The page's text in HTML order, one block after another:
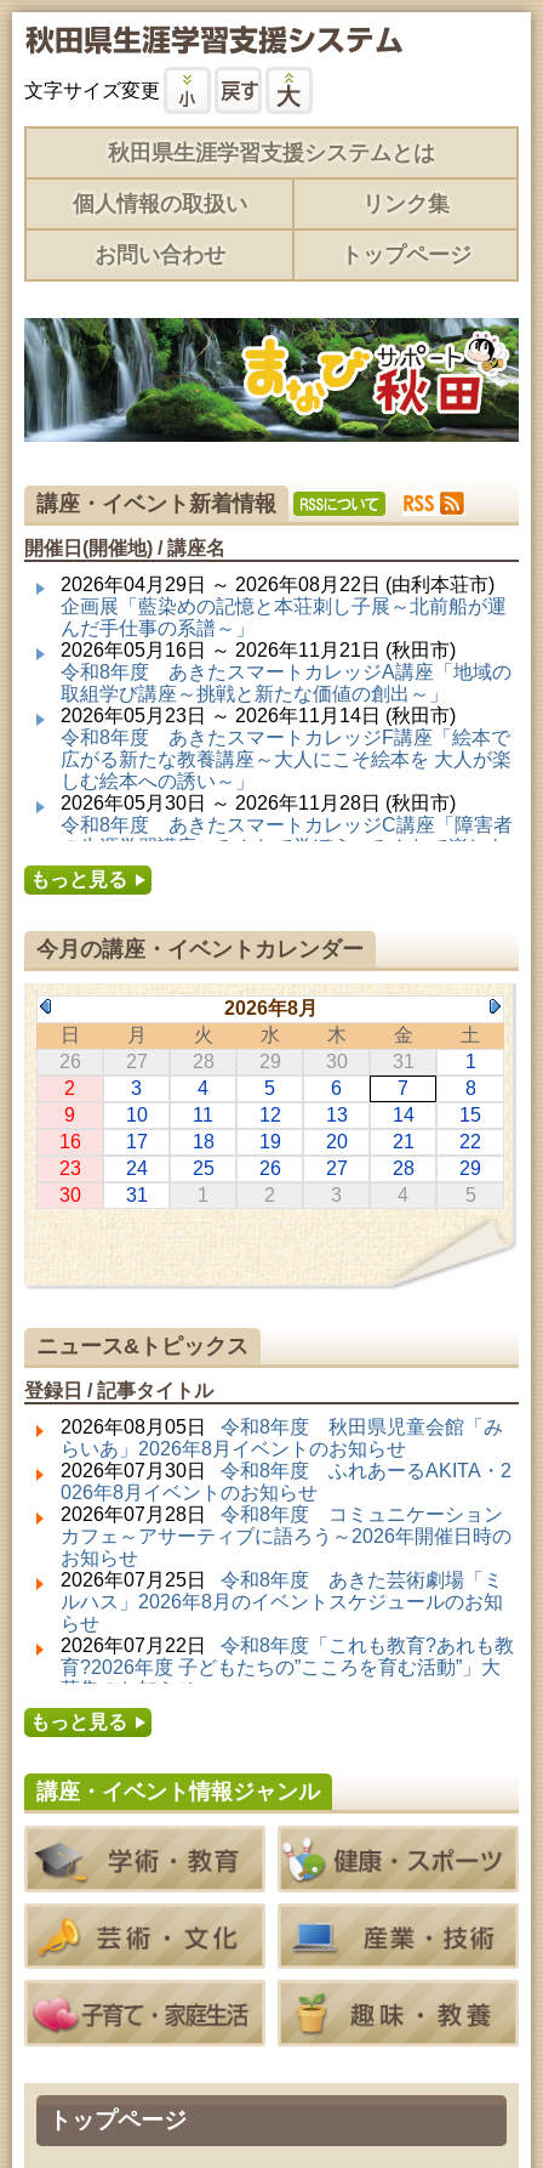
文字サイズ変更
秋田県生涯学習支援システムとは
個人情報の取扱い リンク集
お問い合わせ トップページ
トップページ
講座・イベント新着情報
開催日(開催地) / 講座名
2026年04月29日 ～ 2026年08月22日 (由利本荘市)
企画展「藍染めの記憶と本荘刺し子展～北前船が運
んだ手仕事の系譜～」
2026年05月16日 ～ 2026年11月21日 (秋田市)
令和8年度 あきたスマートカレッジA講座「地域の
取組学び講座～挑戦と新たな価値の創出～」
2026年05月23日 ～ 2026年11月14日 (秋田市)
令和8年度 あきたスマートカレッジF講座「絵本で
広がる新たな教養講座～大人にこそ絵本を 大人が楽
しむ絵本への誘い～」
2026年05月30日 ～ 2026年11月28日 (秋田市)
令和8年度 あきたスマートカレッジC講座「障害者
の生涯学習講座～みんなで学ぼう、みんなで楽しも
う～」
2026年06月02日 ～ 2026年11月30日 (秋田市)
2026年06月06日 ～ 2026年10月17日 (秋田市)
令和8年度 あきたスマートカレッジD講座「防災講
座～自助力と共助力を高める～」
2026年06月27日 ～ 2026年09月05日 (秋田市)
令和8年度 あきたスマートカレッジB講座「熟議フ
ァシリテーター講座 ～熟議をつくろう！～」
2026年07月01日 ～ 2026年09月23日 (仙北市)
千葉克介写真展 ～自然の息吹～
2026年07月11日 ～ 2026年08月30日 (秋田市)
特別展「わけあって絶滅しました。展」
2026年07月14日 ～ 2026年08月23日 (秋田市)
子どもの読書活動推進事業「夏休みは図書館へ行こ
う－みんなの読みたい！知りたい！学びたい！をお
手伝いします－」（資料展示）
2026年07月25日 ～ 2026年09月06日 (美郷町)
美郷町学友館特別展「加藤明見 森に生きるツキノワ
グマ～1年の記録～」
音と会話を楽しむ朝の図書館
2026年08月01日 ～ 2026年08月23日 (秋田市)
乳幼児・青少年教育「図書館クイズラリー」
2026年08月01日 ～ 2026年09月23日 (秋田市)
おかえりなさい！佐竹本三十六歌仙絵とゆかりの名
品
2026年08月01日 ～ 2026年08月23日 (大館市)
清澄コレクション未公開絵画展
2026年08月01日 ～ 2026年09月23日 (秋田市)
佐竹氏の名宝、雄大なる歴史を想う～武と雅～
2026年08月01日 ～ 2026年08月30日 (秋田市)
乳幼児・青少年教育「夏休み資料展示」
2026年08月01日 ～ 2026年08月25日 (秋田市)
工房雑がみランド2026
2026年08月01日 ～ 2026年08月23日 (秋田市)
子どもの読書活動推進事業「夏休みは図書館へ行こ
う－みんなの読みたい！知りたい！学びたい！をお
2026年08月01日 ～ 2026年08月30日 (秋田市)
成人教育「研修室開放」
特別展「超写実 ホキ美術館名品展」
2026年08月07日 (秋田市)
青少年教育「点字体験教室」
2026年08月07日 (秋田市)
高齢者教育「南星大学」
2026年08月07日 (秋田市)
乳幼児・青少年教育「夏休み子ども講座『マーブル
アートでツリー＆ネックレスを作ってみよう』」
2026年08月08日 (秋田市)
乳幼児・青少年教育「朝のこどもとしょかんタイ
ム」
2026年08月08日 (秋田市)
乳幼児教育「おはなしの会」
乳幼児教育・青少年教育「おりがみの会」
2026年08月08日 (秋田市)
乳幼児教育「フォンテ文庫のおはなし会」
もっと見る
今月の講座・イベントカレンダー
2026年8月
日
月 火 水 木 金
土
26
27 28 29 30 31
1
2
3 4 5 6 7
8
9
10 11 12 13 14
15
16
17 18 19 20 21
22
23
24 25 26 27 28
29
30
31 1 2 3 4 5
ニュース&トピックス
登録日 / 記事タイトル
2026年08月05日 令和8年度 秋田県児童会館「み
らいあ」2026年8月イベントのお知らせ
2026年07月30日 令和8年度 ふれあーるAKITA・2
026年8月イベントのお知らせ
2026年07月28日 令和8年度 コミュニケーション
カフェ～アサーティブに語ろう～2026年開催日時の
お知らせ
2026年07月25日 令和8年度 あきた芸術劇場「ミ
ルハス」2026年8月のイベントスケジュールのお知
らせ
2026年07月22日 令和8年度「これも教育?あれも教
育?2026年度 子どもたちの”こころを育む活動”」大
募集のお知らせ
2026年07月16日
夏休み親子体験教室」募集のお知らせ
らいあ」2026年7月イベントのお知らせ
2026年07月11日令和8年度 あきた芸術劇場「ミ
ルハス」2026年7月のイベントスケジュールのお知
らせ
2026年07月10日令和8年度 株式会社パソナ「キ
ャリアコンサルタント相談」のお知らせ
2026年07月10日令和8年度 株式会社パソナ「キ
ャリア形成リスキリング支援センター」紹介のお知
らせ
もっと見る
講座・イベント情報ジャンル